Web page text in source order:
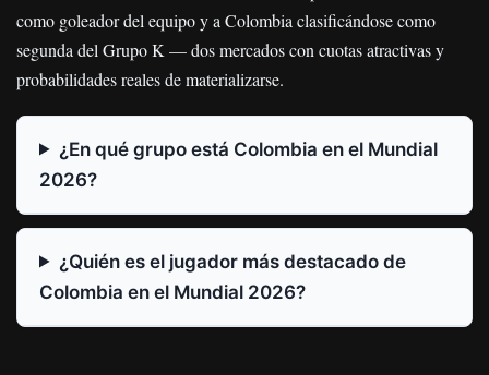
como goleador del equipo y a Colombia clasificándose como
segunda del Grupo K — dos mercados con cuotas atractivas y
probabilidades reales de materializarse.
¿En qué grupo está Colombia en el Mundial
2026?
¿Quién es el jugador más destacado de
Colombia en el Mundial 2026?